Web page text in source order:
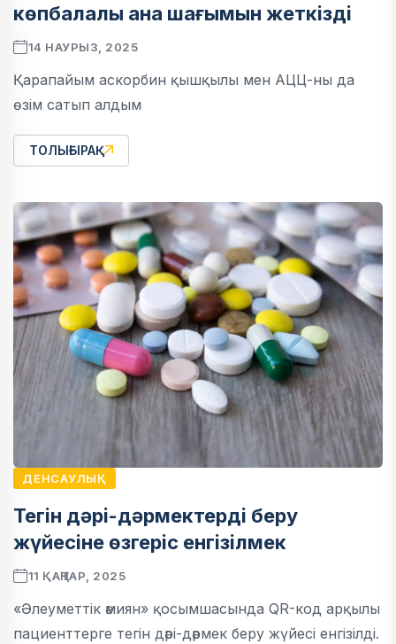
көпбалалы ана шағымын жеткізді
14 НАУРЫЗ, 2025
Қарапайым аскорбин қышқылы мен АЦЦ-ны да
өзім сатып алдым
ТОЛЫҒЫРАҚ
ДЕНСАУЛЫҚ
Тегін дәрі-дәрмектерді беру
жүйесіне өзгеріс енгізілмек
11 ҚАҢТАР, 2025
«Әлеуметтік әмиян» қосымшасында QR-код арқылы
пациенттерге тегін дәрі-дәрмек беру жүйесі енгізілді.